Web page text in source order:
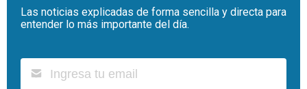
Las noticias explicadas de forma sencilla y directa para
entender lo más importante del día.